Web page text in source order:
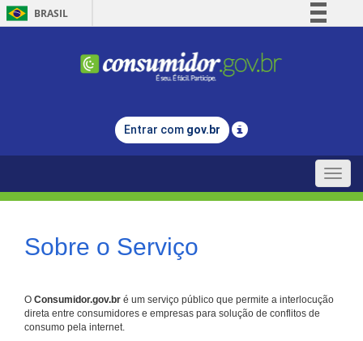
BRASIL
Comunica BR
Legislação
Entrar com gov.br
Toggle
Sobre o Serviço
O Consumidor.gov.br é um serviço público que permite a interlocução
direta entre consumidores e empresas para solução de conflitos de
consumo pela internet.